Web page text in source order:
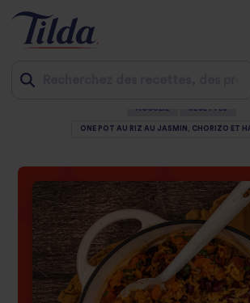
content
ACCUEIL RECETTES
ONE POT AU RIZ AU JASMIN, CHORIZO ET